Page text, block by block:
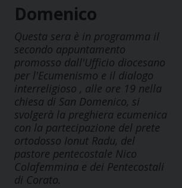
Domenico
Questa sera è in programma il
secondo appuntamento
promosso dall'Ufficio diocesano
per l'Ecumenismo e il dialogo
interreligioso , alle ore 19 nella
chiesa di San Domenico, si
svolgerà la preghiera ecumenica
con la partecipazione del prete
ortodosso Ionut Radu, del
pastore pentecostale Nico
Colafemmina e dei Pentecostali
di Corato.